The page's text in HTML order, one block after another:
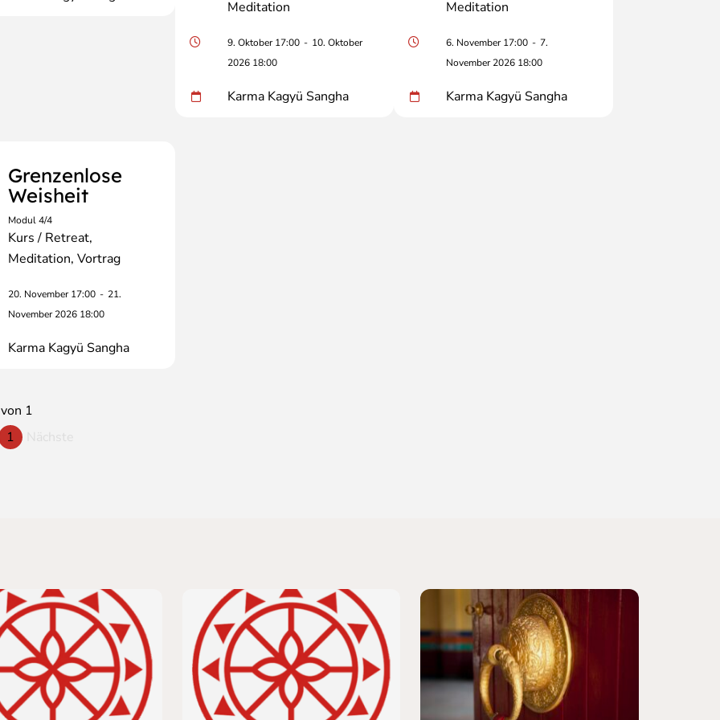
Meditation
9. Oktober 17:00 - 10. Oktober
2026 18:00
Karma Kagyü Sangha
Meditation
6. November 17:00 - 7.
November 2026 18:00
Karma Kagyü Sangha
Grenzenlose
Weisheit
Modul 4/4
Kurs / Retreat
Meditation Vortrag
20. November 17:00 - 21.
November 2026 18:00
Karma Kagyü Sangha
1
1